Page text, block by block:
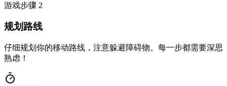
游戏步骤 2
规划路线
仔细规划你的移动路线，注意躲避障碍物。每一步都需要深思
熟虑！